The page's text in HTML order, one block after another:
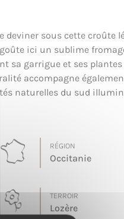
sous cette croûte
ici un sublime
sa garrigue et ses plantes
accompagne
naturelles du sud
RÉGION
Occitanie
TERROIR
Lozère